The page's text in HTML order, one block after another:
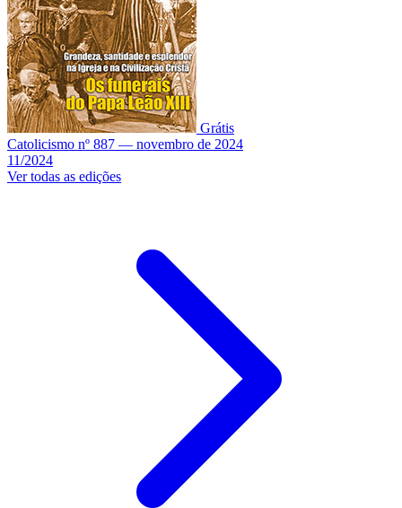
Grátis
Catolicismo nº 887 — novembro de 2024
11/2024
Ver todas as edições